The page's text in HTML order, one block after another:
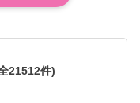
21512件)